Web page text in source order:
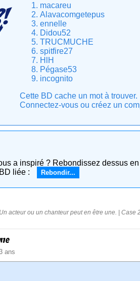
macareu
Alavacomgetepus
ennelle
Didou52
TRUCMUCHE
spitfire27
HlH
Pégase53
incognito
Cette BD cache un mot à trouver.
Connectez-vous ou créez un
a inspiré ? Rebondissez dessus en
liée :
Rebondir...
acteur ou un chanteur peut en être une. |
ans